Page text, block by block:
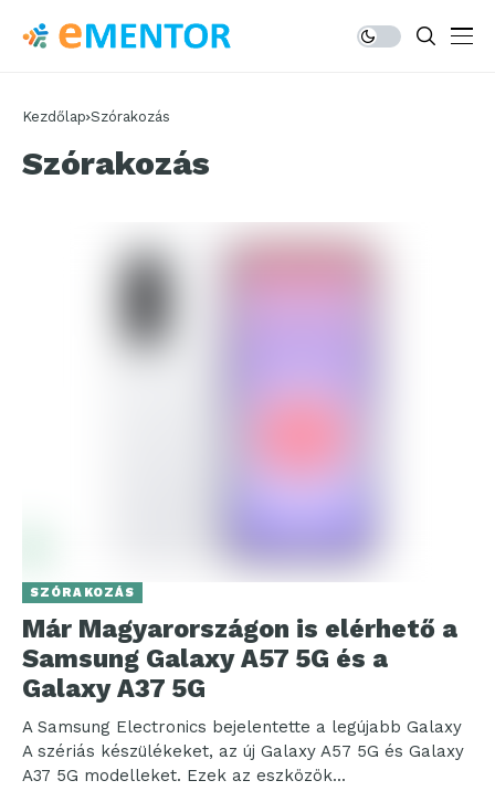
Kezdőlap Szórakozás
Szórakozás
SZÓRAKOZÁS
Már Magyarországon is elérhető a
Samsung Galaxy A57 5G és a
Galaxy A37 5G
A Samsung Electronics bejelentette a legújabb Galaxy
A szériás készülékeket, az új Galaxy A57 5G és Galaxy
A37 5G modelleket. Ezek az eszközök...